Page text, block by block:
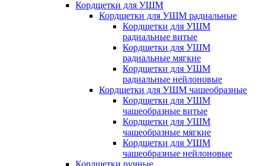
Кордщетки для УШМ
Кордщетки для УШМ радиальные
Кордщетки для УШМ
радиальные витые
Кордщетки для УШМ
радиальные мягкие
Кордщетки для УШМ
радиальные нейлоновые
Кордщетки для УШМ чашеобразные
Кордщетки для УШМ
чашеобразные витые
Кордщетки для УШМ
чашеобразные мягкие
Кордщетки для УШМ
чашеобразные нейлоновые